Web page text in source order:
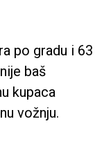
po gradu i 63
baš
kupaca
vožnju.